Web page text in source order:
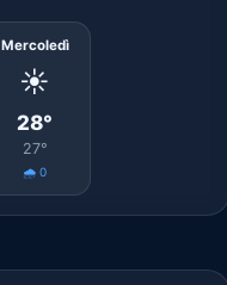
Mercoledì
☀️
28°
27°
🌧️ 0